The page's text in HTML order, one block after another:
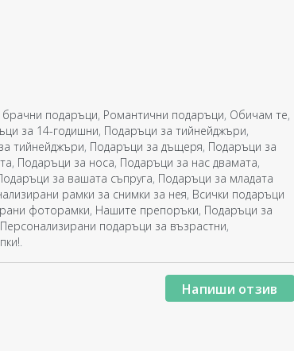
подаръци, Романтични подаръци, Обичам те,
за 14-годишни, Подаръци за тийнейджъри,
тийнейджъри, Подаръци за дъщеря, Подаръци за
, Подаръци за носа, Подаръци за нас двамата,
за вашата съпруга, Подаръци за младата
рамки за снимки за нея, Всички подаръци
фоторамки, Нашите препоръки, Подаръци за
Персонализирани подаръци за възрастни,
.
Напиши отзив